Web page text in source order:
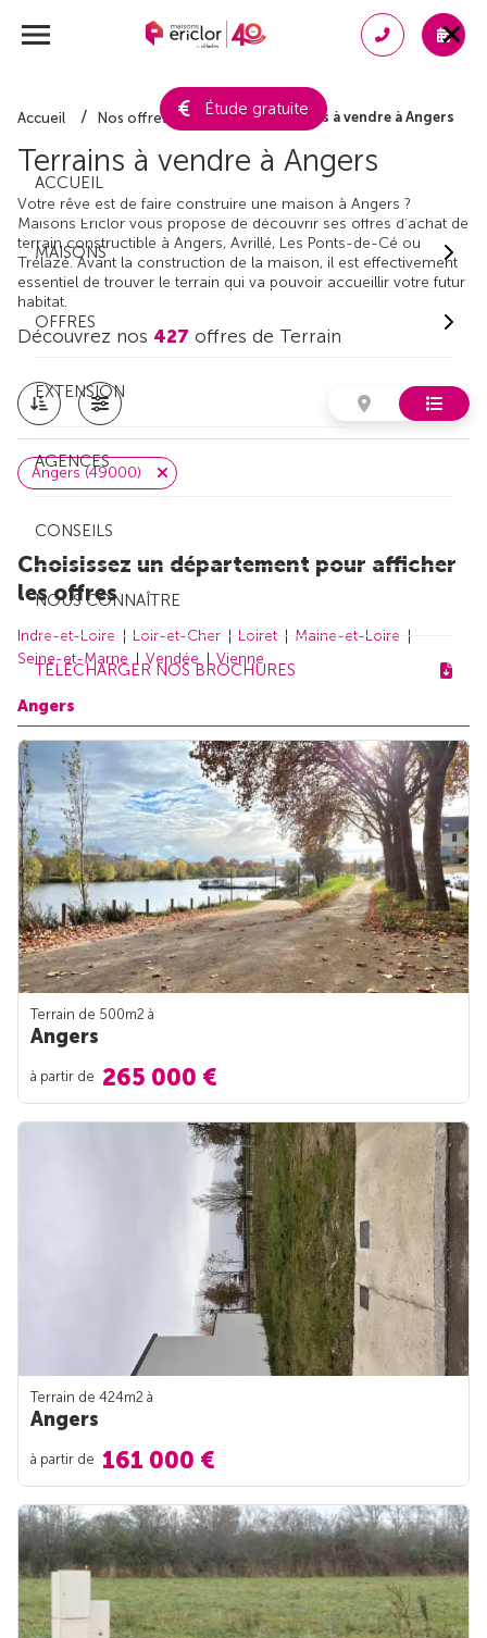
Étude gratuite
ACCUEIL
MAISONS
OFFRES
EXTENSION
AGENCES
CONSEILS
NOUS CONNAÎTRE
TÉLÉCHARGER NOS BROCHURES
Accueil Nos offres de terrain Terrains à vendre à Angers
Terrains à vendre à Angers
Votre rêve est de faire construire une maison à Angers ?
Maisons Ericlor vous propose de découvrir ses offres d’achat de
terrain constructible à Angers, Avrillé, Les Ponts-de-Cé ou
Trélazé. Avant la construction de la maison, il est effectivement
essentiel de trouver le terrain qui va pouvoir accueillir votre futur
habitat.
Découvrez nos 427 offres de Terrain
Angers (49000)
Choisissez un département pour afficher
les offres
Indre-et-Loire Loir-et-Cher Loiret
Maine-et-Loire
Seine-et-Marne
Vendée Vienne
Angers
Terrain de 500m2 à
Angers
à partir de 265 000 €
Terrain de 424m2 à
Angers
à partir de 161 000 €